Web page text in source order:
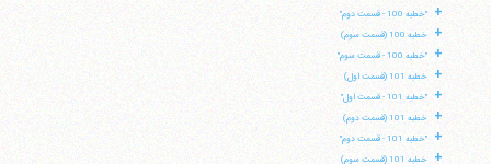
+ "خطبه 100 - قسمت دوم"
+ خطبه 100 (قسمت سوم)
+ "خطبه 100 - قسمت سوم"
+ خطبه 101 (قسمت اول)
+ "خطبه 101 - قسمت اول"
+ خطبه 101 (قسمت دوم)
+ "خطبه 101 - قسمت دوم"
+ خطبه 101 (قسمت سوم)